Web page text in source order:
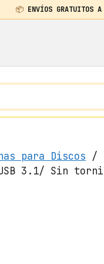
📦 ENVÍOS GRATUITOS
para Discos /
USB 3.1/ Sin